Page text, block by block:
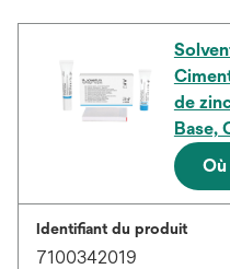
de
Base,
Identifiant du produit
7100342019